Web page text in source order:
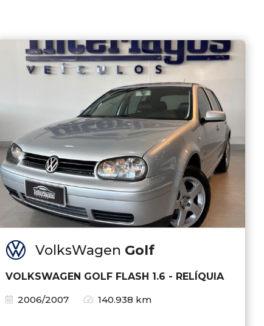
VolksWagen Golf
VOLKSWAGEN GOLF FLASH 1.6 - RELÍQUIA
2006/2007
140.938 km